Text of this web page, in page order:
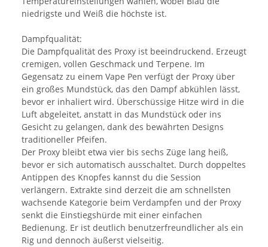
niedrigste und Weiß die höchste ist.
Dampfqualität:
Die Dampfqualität des Proxy ist beeindruckend. Erzeugt
cremigen, vollen Geschmack und Terpene. Im
Gegensatz zu einem Vape Pen verfügt der Proxy über
ein großes Mundstück, das den Dampf abkühlen lässt,
bevor er inhaliert wird. Überschüssige Hitze wird in die
Luft abgeleitet, anstatt in das Mundstück oder ins
Gesicht zu gelangen, dank des bewährten Designs
traditioneller Pfeifen.
Der Proxy bleibt etwa vier bis sechs Züge lang heiß,
bevor er sich automatisch ausschaltet. Durch doppeltes
Antippen des Knopfes kannst du die Session
verlängern. Extrakte sind derzeit die am schnellsten
wachsende Kategorie beim Verdampfen und der Proxy
senkt die Einstiegshürde mit einer einfachen
Bedienung. Er ist deutlich benutzerfreundlicher als ein
Rig und dennoch äußerst vielseitig.